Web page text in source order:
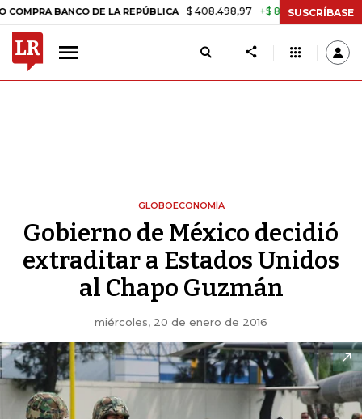
BANCO DE LA REPÚBLICA $ 408.498,97 +$ 8.753,81 +2,19%
SUSCRÍBASE
GLOBOECONOMÍA
Gobierno de México decidió
extraditar a Estados Unidos
al Chapo Guzmán
miércoles, 20 de enero de 2016